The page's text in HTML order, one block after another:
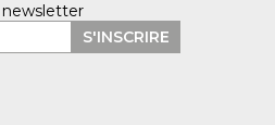
newsletter
S'INSCRIRE